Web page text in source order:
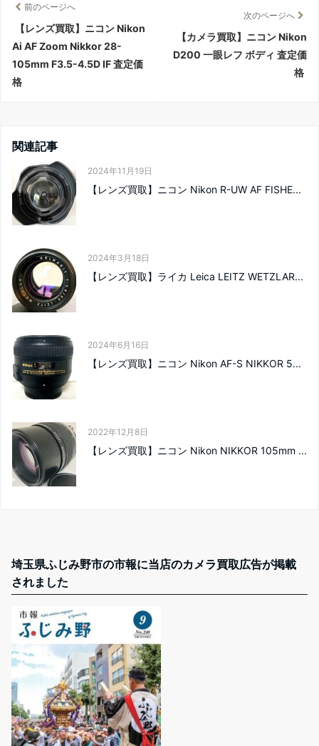
前のページへ
【レンズ買取】ニコン Nikon
Ai AF Zoom Nikkor 28-
105mm F3.5-4.5D IF 査定価
格
次のページへ
【カメラ買取】ニコン Nikon
D200 一眼レフ ボディ 査定価
格
関連記事
2024年11月19日
【レンズ買取】ニコン Nikon R-UW AF FISHE...
2024年3月18日
【レンズ買取】ライカ Leica LEITZ WETZLAR...
2024年6月16日
【レンズ買取】ニコン Nikon AF-S NIKKOR 5...
2022年12月8日
【レンズ買取】ニコン Nikon NIKKOR 105mm ...
埼玉県ふじみ野市の市報に当店のカメラ買取広告が掲載
されました